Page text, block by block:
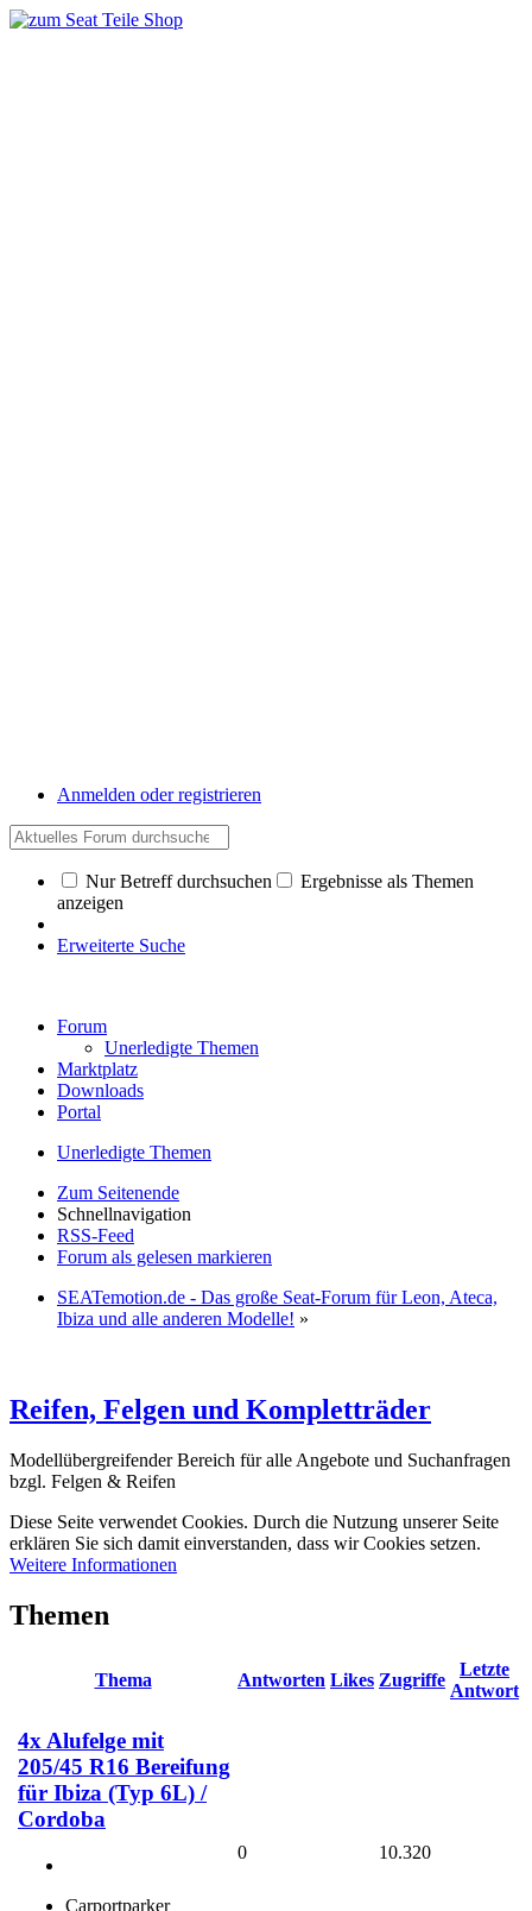
Anmelden oder registrieren
Nur Betreff durchsuchen
Ergebnisse als Themen
anzeigen
Erweiterte Suche
Forum
Unerledigte Themen
Marktplatz
Downloads
Portal
Unerledigte Themen
Zum Seitenende
Schnellnavigation
RSS-Feed
Forum als gelesen markieren
SEATemotion.de - Das große Seat-Forum für Leon, Ateca,
Ibiza und alle anderen Modelle! »
Reifen, Felgen und Kompletträder
Modellübergreifender Bereich für alle Angebote und Suchanfragen
bzgl. Felgen & Reifen
Diese Seite verwendet Cookies. Durch die Nutzung unserer Seite
erklären Sie sich damit einverstanden, dass wir Cookies setzen.
Weitere Informationen
Themen
Thema Antworten Likes Zugriffe
Letzte
Antwort
4x Alufelge mit
205/45 R16 Bereifung
für Ibiza (Typ 6L) /
Cordoba
Carportparker
0 10.320